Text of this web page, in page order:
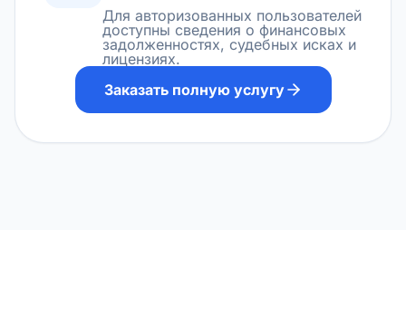
Для авторизованных пользователей
доступны сведения о финансовых
задолженностях, судебных исках и
лицензиях.
Заказать полную услугу